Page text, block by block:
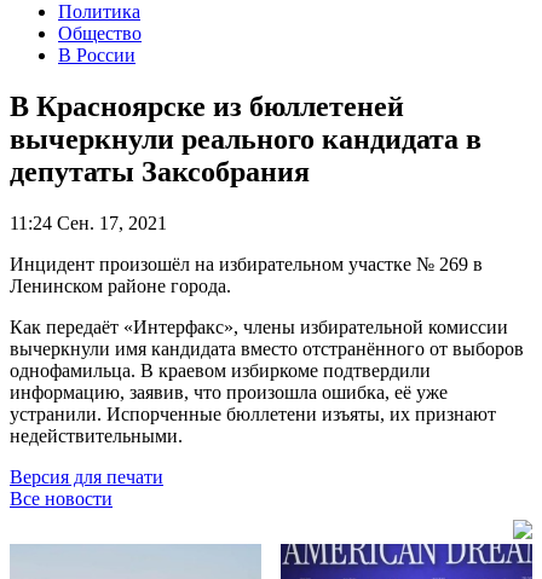
Политика
Общество
В России
В Красноярске из бюллетеней
вычеркнули реального кандидата в
депутаты Заксобрания
11:24 Сен. 17, 2021
Инцидент произошёл на избирательном участке № 269 в
Ленинском районе города.
Как передаёт «Интерфакс», члены избирательной комиссии
вычеркнули имя кандидата вместо отстранённого от выборов
однофамильца. В краевом избиркоме подтвердили
информацию, заявив, что произошла ошибка, её уже
устранили. Испорченные бюллетени изъяты, их признают
недействительными.
Версия для печати
Все новости